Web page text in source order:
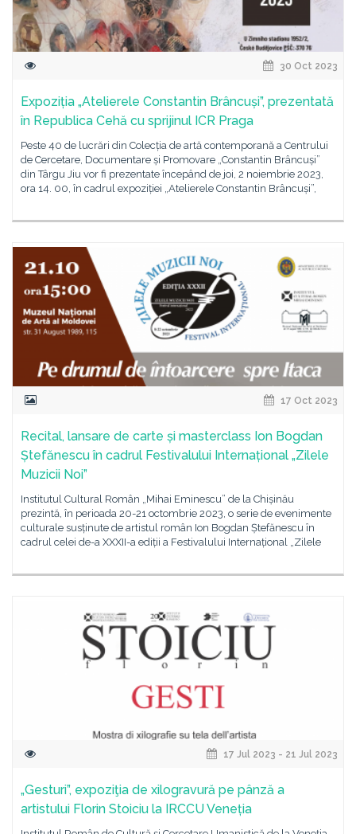
30 Oct 2023
Expoziția „Atelierele Constantin Brâncuși”, prezentată
în Republica Cehă cu sprijinul ICR Praga
Peste 40 de lucrări din Colecția de artă contemporană a Centrului
de Cercetare, Documentare și Promovare „Constantin Brâncuși”
din Târgu Jiu vor fi prezentate începând de joi, 2 noiembrie 2023,
ora 14. 00, în cadrul expoziției „Atelierele Constantin Brâncuși”,
17 Oct 2023
Recital, lansare de carte și masterclass Ion Bogdan
Ștefănescu în cadrul Festivalului Internațional „Zilele
Muzicii Noi”
Institutul Cultural Român „Mihai Eminescu” de la Chișinău
prezintă, în perioada 20-21 octombrie 2023, o serie de evenimente
culturale susținute de artistul român Ion Bogdan Ștefănescu în
cadrul celei de-a XXXII-a ediții a Festivalului Internațional „Zilele
17 Jul 2023 - 21 Jul 2023
„Gesturi”, expoziţia de xilogravură pe pânză a
artistului Florin Stoiciu la IRCCU Veneția